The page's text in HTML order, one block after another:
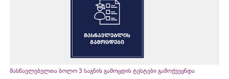
მასწავლებელთა ბოლო 3 საგნის გამოცდის ტესტები გამოქვეყნდა